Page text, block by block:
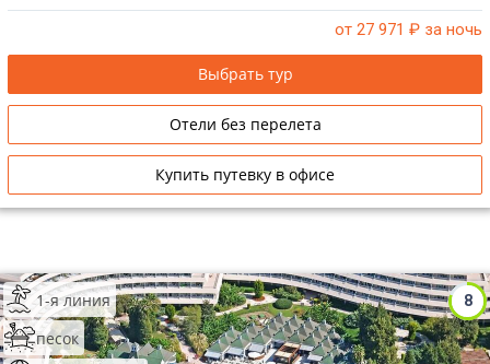
от 27 971 ₽ за ночь
Выбрать тур
Отели без перелета
Купить путевку в офисе
8
1-я линия
песок